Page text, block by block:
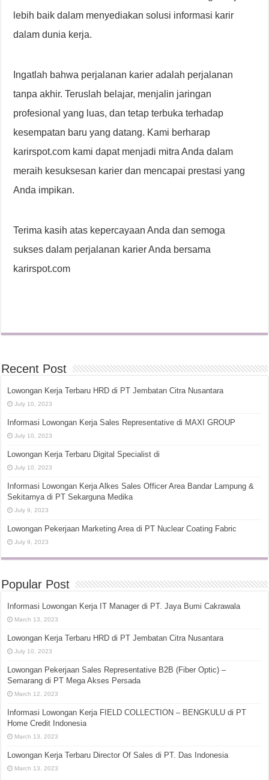
lebih baik dalam menyediakan solusi informasi karir
dalam dunia kerja.
Ingatlah bahwa perjalanan karier adalah perjalanan
tanpa akhir. Teruslah belajar, menjalin jaringan
profesional yang luas, dan tetap terbuka terhadap
kesempatan baru yang datang. Kami berharap
karirspot.com kami dapat menjadi mitra Anda dalam
meraih kesuksesan karier dan mencapai prestasi yang
Anda impikan.
Terima kasih atas kepercayaan Anda dan semoga
sukses dalam perjalanan karier Anda bersama
karirspot.com
Recent Post
Lowongan Kerja Terbaru HRD di PT Jembatan Citra Nusantara
July 10, 2023
Informasi Lowongan Kerja Sales Representative di MAXI GROUP
July 10, 2023
Lowongan Kerja Terbaru Digital Specialist di
July 10, 2023
Informasi Lowongan Kerja Alkes Sales Officer Area Bandar Lampung &
Sekitarnya di PT Sekarguna Medika
July 9, 2023
Lowongan Pekerjaan Marketing Area di PT Nuclear Coating Fabric
July 9, 2023
Popular Post
Informasi Lowongan Kerja IT Manager di PT. Jaya Bumi Cakrawala
March 13, 2023
Lowongan Kerja Terbaru HRD di PT Jembatan Citra Nusantara
July 10, 2023
Lowongan Pekerjaan Sales Representative B2B (Fiber Optic) –
Semarang di PT Mega Akses Persada
March 12, 2023
Informasi Lowongan Kerja FIELD COLLECTION – BENGKULU di PT
Home Credit Indonesia
March 13, 2023
Lowongan Kerja Terbaru Director Of Sales di PT. Das Indonesia
March 13, 2023